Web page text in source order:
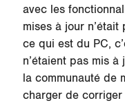
avec les
mises à jour
ce qui est du PC,
n’étaient pas mis
la communauté de
charger de